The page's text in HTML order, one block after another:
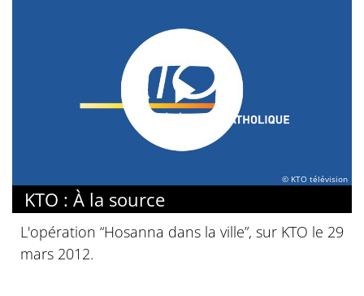
© KTO télévision
KTO : À la source
L'opération “Hosanna dans la ville”, sur KTO le 29
mars 2012.